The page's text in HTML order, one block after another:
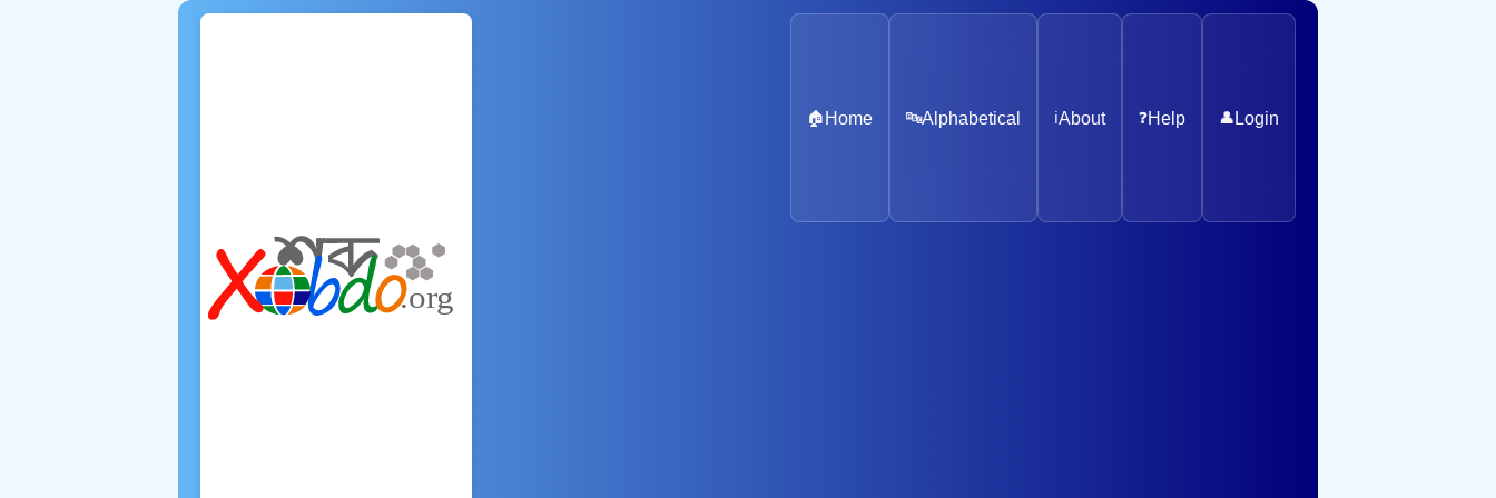
🏠 Home 🔤Alphabetical ℹ️About ❓Help 👤 Login